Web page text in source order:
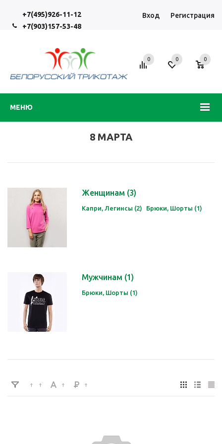
+7(495)926-11-12
+7(903)157-53-48
Вход Регистрация
МЕНЮ
0 0 0
8 МАРТА
Женщинам (3)
Капри, Легинсы (2) Брюки, Шорты (1)
Мужчинам (1)
Брюки, Шорты (1)